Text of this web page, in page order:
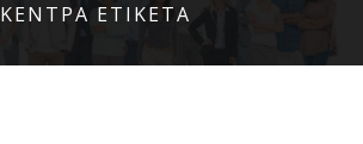
ΚΈΝΤΡΑ ΕΤΙΚΕΤΑ